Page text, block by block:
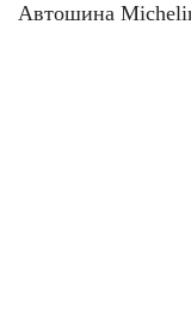
Автошина